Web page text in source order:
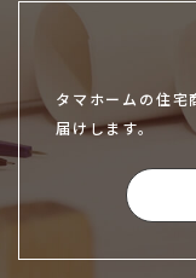
タマホームの住宅
届けします。